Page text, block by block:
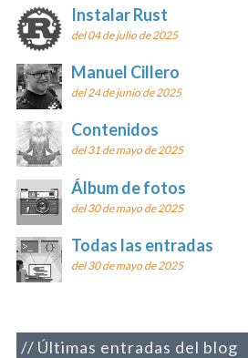
Instalar Rust
del 04 de julio de 2025
Manuel Cillero
del 24 de junio de 2025
Contenidos
del 31 de mayo de 2025
Álbum de fotos
del 30 de mayo de 2025
Todas las entradas
del 30 de mayo de 2025
Últimas entradas del blog